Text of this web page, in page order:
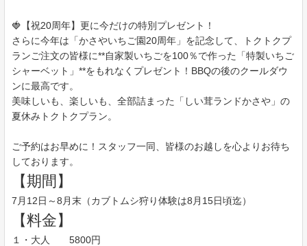
🍓【祝20周年】更に今だけの特別プレゼント！
さらに今年は「かさやいちご園20周年」を記念して、トクトクプ
ランご注文の皆様に**自家製いちごを100％で作った「特製いちご
シャーベット」**をもれなくプレゼント！BBQの後のクールダウ
ンに最高です。
美味しいも、楽しいも、全部詰まった「しい茸ランドかさや」の
夏休みトクトクプラン。
ご予約はお早めに！スタッフ一同、皆様のお越しを心よりお待ち
しております。
【期間】
7月12日～8月末（カブトムシ狩り体験は8月15日頃迄）
【料金】
１・大人 5800円